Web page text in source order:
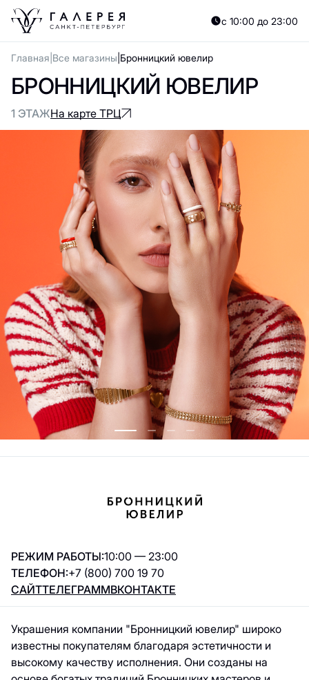
с 10:00 до 23:00
Главная Все магазины Бронницкий ювелир
БРОННИЦКИЙ ЮВЕЛИР
1 ЭТАЖНа карте ТРЦ
РЕЖИМ РАБОТЫ:10:00 — 23:00
ТЕЛЕФОН:+7 (800) 700 19 70
САЙТТЕЛЕГРАММВКОНТАКТЕ
Украшения компании "Бронницкий ювелир" широко
известны покупателям благодаря эстетичности и
высокому качеству исполнения. Они созданы на